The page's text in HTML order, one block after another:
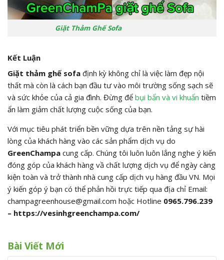
Giặt Thảm Ghế Sofa
Kết Luận
Giặt thảm ghế sofa định kỳ không chỉ là việc làm đẹp nội
thất mà còn là cách bạn đầu tư vào môi trường sống sạch sẽ
và sức khỏe của cả gia đình. Đừng để bụi bẩn và vi khuẩn tiềm
ẩn làm giảm chất lượng cuộc sống của bạn.
Với mục tiêu phát triển bền vững dựa trên nền tảng sự hài
lòng của khách hàng vào các sản phẩm dịch vụ do
GreenChampa cung cấp. Chúng tôi luôn luôn lắng nghe ý kiến
đóng góp của khách hàng vầ chất lượng dịch vụ để ngày càng
kiện toàn và trở thành nhà cung cấp dịch vụ hàng đầu VN. Mọi
ý kiến góp ý bạn có thể phản hồi trực tiếp qua địa chỉ Email:
champagreenhouse@gmail.com hoặc Hotline 0965.796.239
– https://vesinhgreenchampa.com/
Bài Viết Mới